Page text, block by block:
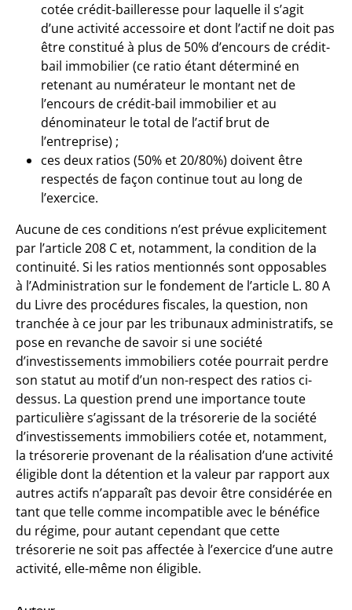
cotée crédit-bailleresse pour laquelle il s’agit
d’une activité accessoire et dont l’actif ne doit pas
être constitué à plus de 50% d’encours de crédit-
bail immobilier (ce ratio étant déterminé en
retenant au numérateur le montant net de
l’encours de crédit-bail immobilier et au
dénominateur le total de l’actif brut de
l’entreprise) ;
ces deux ratios (50% et 20/80%) doivent être
respectés de façon continue tout au long de
l’exercice.
Aucune de ces conditions n’est prévue explicitement
par l’article 208 C et, notamment, la condition de la
continuité. Si les ratios mentionnés sont opposables
à l’Administration sur le fondement de l’article L. 80 A
du Livre des procédures fiscales, la question, non
tranchée à ce jour par les tribunaux administratifs, se
pose en revanche de savoir si une société
d’investissements immobiliers cotée pourrait perdre
son statut au motif d’un non-respect des ratios ci-
dessus. La question prend une importance toute
particulière s’agissant de la trésorerie de la société
d’investissements immobiliers cotée et, notamment,
la trésorerie provenant de la réalisation d’une activité
éligible dont la détention et la valeur par rapport aux
autres actifs n’apparaît pas devoir être considérée en
tant que telle comme incompatible avec le bénéfice
du régime, pour autant cependant que cette
trésorerie ne soit pas affectée à l’exercice d’une autre
activité, elle-même non éligible.